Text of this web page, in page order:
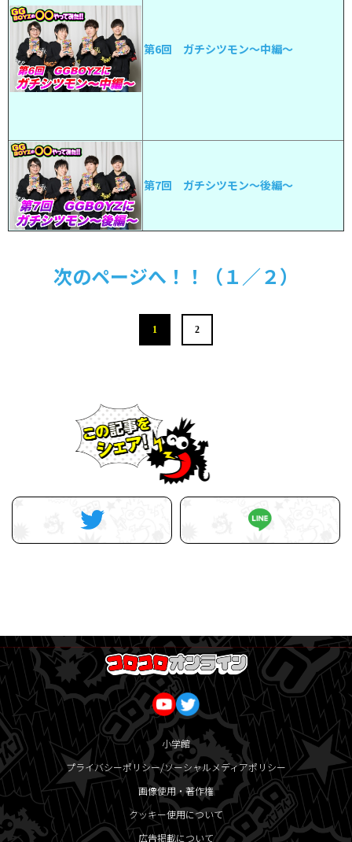
第6回 ガチシツモン〜中編〜
第7回 ガチシツモン〜後編〜
次のページへ！！（１／２）
1 2
小学館
プライバシーポリシー/ソーシャルメディアポリシー
画像使用・著作権
クッキー使用について
広告掲載について